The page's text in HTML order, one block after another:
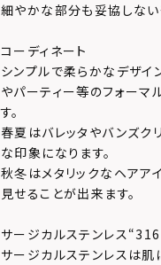
細やかな部分も妥協しない
コーディネート
シンプルで柔らかなデザイ
やパーティー等のフォーマ
す。
春夏はバレッタやバンズク
な印象になります。
秋冬はメタリックなヘアア
見せることが出来ます。
サージカルステンレス
サージカルステンレスは肌